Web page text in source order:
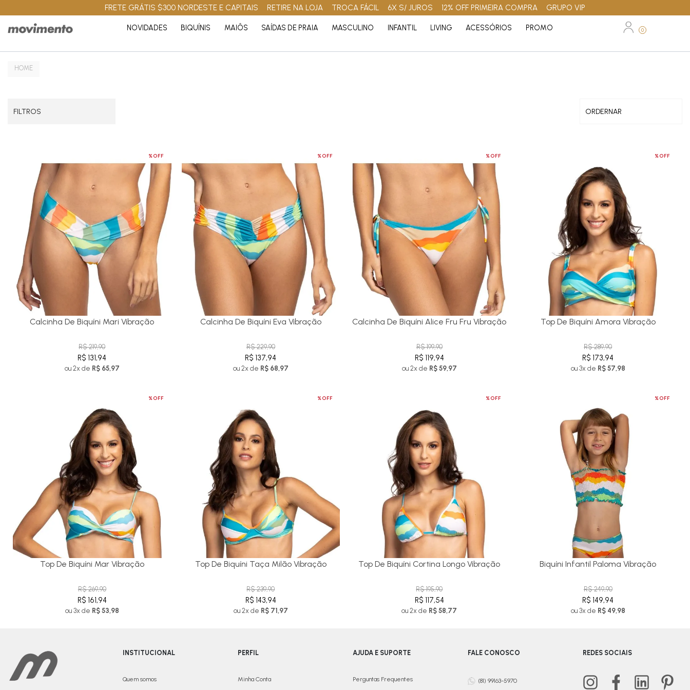
FRETE GRÁTIS $300 NORDESTE E CAPITAIS RETIRE NA LOJA TROCA FÁCIL 6X S/ JUROS 12% OFF PRIMEIRA COMPRA GRUPO VIP
NOVIDADES BIQUÍNIS MAIÔS SAÍDAS DE PRAIA MASCULINO INFANTIL LIVING ACESSÓRIOS PROMO 0
FILTROS
%OFF
Calcinha De Biquíni Mari Vibração
R$ 219,90
R$ 131,94
ou 2x de R$ 65,97
%OFF
Calcinha De Biquíni Eva Vibração
R$ 229,90
R$ 137,94
ou 2x de R$ 68,97
%OFF
Calcinha De Biquíni Alice Fru Fru Vibração
R$ 199,90
R$ 119,94
ou 2x de R$ 59,97
%OFF
Top De Biquíni Amora Vibração
R$ 289,90
R$ 173,94
ou 3x de R$ 57,98
%OFF
Top De Biquíni Mar Vibração
R$ 269,90
R$ 161,94
ou 3x de R$ 53,98
%OFF
Top De Biquíni Taça Milão Vibração
R$ 239,90
R$ 143,94
ou 2x de R$ 71,97
%OFF
Top De Biquíni Cortina Longo Vibração
R$ 195,90
R$ 117,54
ou 2x de R$ 58,77
%OFF
Biquíni Infantil Paloma Vibração
R$ 249,90
R$ 149,94
ou 3x de R$ 49,98
INSTITUCIONAL
Quem somos
PERFIL
Minha Conta
AJUDA E SUPORTE
Perguntas Frequentes
FALE CONOSCO
(81) 99163-5970
REDES SOCIAIS